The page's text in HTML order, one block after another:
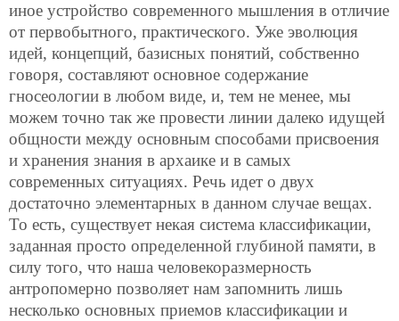
иное устройство современного мышления в отличие
от первобытного, практического. Уже эволюция
идей, концепций, базисных понятий, собственно
говоря, составляют основное содержание
гносеологии в любом виде, и, тем не менее, мы
можем точно так же провести линии далеко идущей
общности между основным способами присвоения
и хранения знания в архаике и в самых
современных ситуациях. Речь идет о двух
достаточно элементарных в данном случае вещах.
То есть, существует некая система классификации,
заданная просто определенной глубиной памяти, в
силу того, что наша человекоразмерность
антропомерно позволяет нам запомнить лишь
несколько основных приемов классификации и